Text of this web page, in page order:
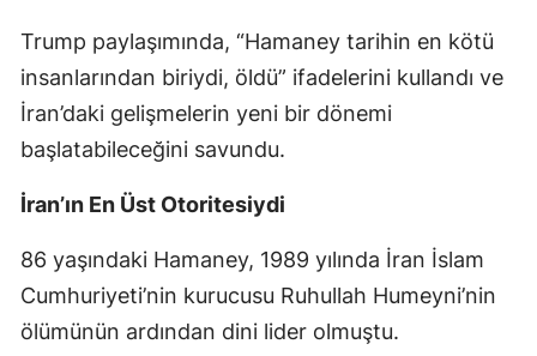
Trump paylaşımında, “Hamaney tarihin en kötü
insanlarından biriydi, öldü” ifadelerini kullandı ve
İran’daki gelişmelerin yeni bir dönemi
başlatabileceğini savundu.
İran’ın En Üst Otoritesiydi
86 yaşındaki Hamaney, 1989 yılında İran İslam
Cumhuriyeti’nin kurucusu Ruhullah Humeyni’nin
ölümünün ardından dini lider olmuştu.